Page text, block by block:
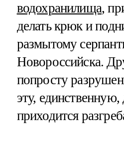
водохранилища,
делать крюк и
размытому
Новороссийска.
попросту
эту, единственную,
приходится